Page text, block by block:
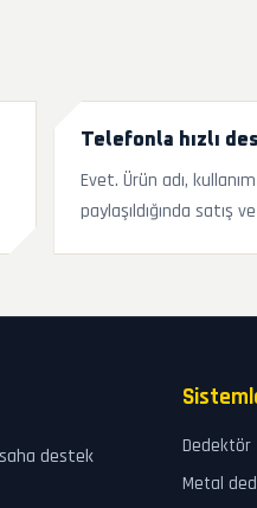
Telefonla hızlı
Evet. Ürün adı,
paylaşıldığında satış
destek
Dedektör
Metal